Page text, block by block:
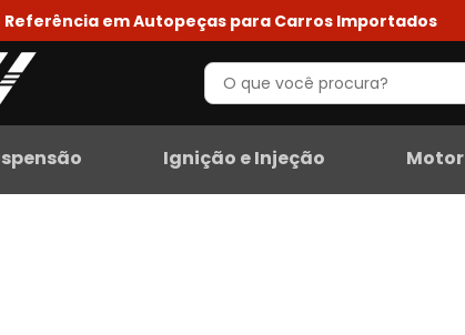
Referência em Autopeças para Carros Importados
Ignição e Injeção Motor